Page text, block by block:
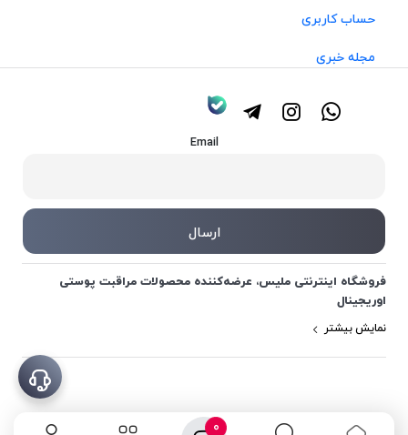
0
حساب کاربری
مجله خبری
Email
فروشگاه اینترنتی ملیس، عرضه‌کننده محصولات مراقبت پوستی
اوریجینال
نمایش بیشتر